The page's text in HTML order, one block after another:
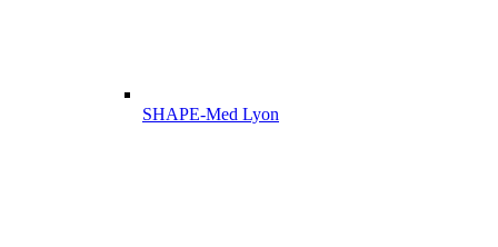
SHAPE-Med Lyon